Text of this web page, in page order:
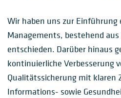
Wir haben uns zur
Managements, bestehend
entschieden. Darüber hinaus
kontinuierliche Verbesserung
Qualitätssicherung mit klaren
Informations- sowie